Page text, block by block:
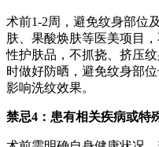
术前1-2周，避免纹身部位
肤、果酸焕肤等医美项目
性护肤品，不抓挠、挤压
时做好防晒，避免纹身部
影响洗纹效果。
禁忌4：患有相关疾病或特